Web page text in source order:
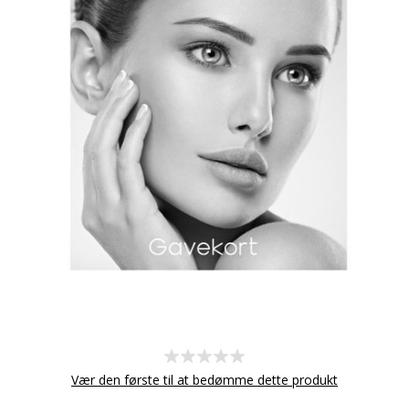
Vær den første til at bedømme dette produkt